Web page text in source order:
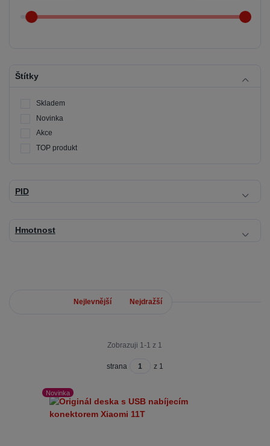
Štítky
Skladem
Novinka
Akce
TOP produkt
PID
Hmotnost
Nejlevnější Nejdražší
Zobrazuji 1-1 z 1
strana z 1
Novinka